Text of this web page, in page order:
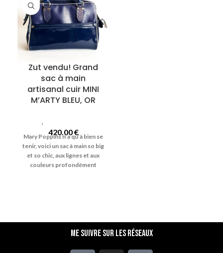
Zut vendu! Grand
sac à main
artisanal cuir MINI
M’ARTY BLEU, OR
420.00€
Mary Poppins n’a qu’à bien se
tenir, voici un sac à main so big
et so chic, aux lignes et aux
couleurs profondément
Grand sac à main fourre-tout
en cuir, original et intemporel.
grandes escapades, ce grand
Me suivre sur les réseaux